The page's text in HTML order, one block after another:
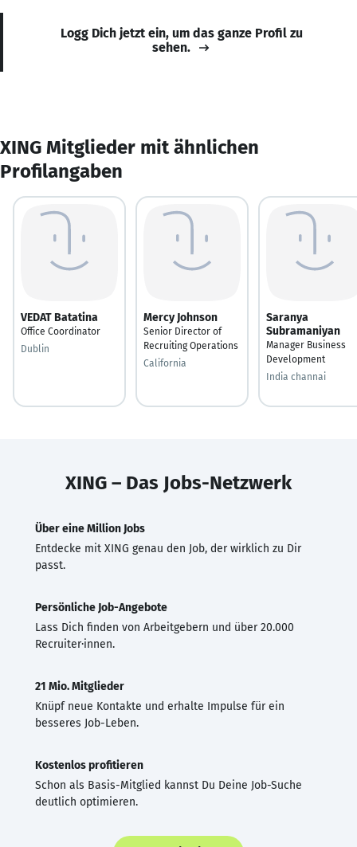
Logg Dich jetzt ein, um das ganze Profil zu
sehen.
XING Mitglieder mit ähnlichen
Profilangaben
VEDAT Batatina
Office Coordinator
Dublin
Mercy Johnson
Senior Director of
Recruiting Operations
California
Saranya
Subramaniyan
Manager Business
Development
India channai
XING – Das Jobs-Netzwerk
Über eine Million Jobs
Entdecke mit XING genau den Job, der wirklich zu Dir
passt.
Persönliche Job-Angebote
Lass Dich finden von Arbeitgebern und über 20.000
Recruiter·innen.
21 Mio. Mitglieder
Knüpf neue Kontakte und erhalte Impulse für ein
besseres Job-Leben.
Kostenlos profitieren
Schon als Basis-Mitglied kannst Du Deine Job-Suche
deutlich optimieren.